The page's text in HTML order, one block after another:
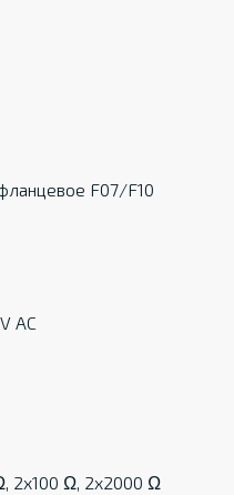
F07/F10
AC
2x100 Ω, 2x2000 Ω